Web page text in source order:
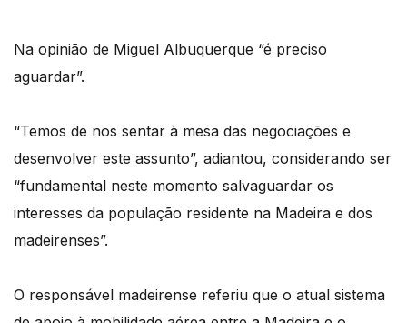
Na opinião de Miguel Albuquerque “é preciso
aguardar”.
“Temos de nos sentar à mesa das negociações e
desenvolver este assunto”, adiantou, considerando ser
“fundamental neste momento salvaguardar os
interesses da população residente na Madeira e dos
madeirenses”.
O responsável madeirense referiu que o atual sistema